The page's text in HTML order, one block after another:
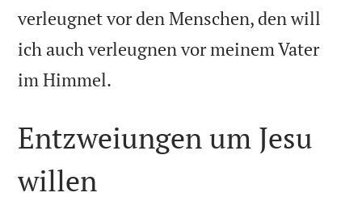
verleugnet vor den Menschen, den will
ich auch verleugnen vor meinem Vater
im Himmel.
Entzweiungen um Jesu
willen